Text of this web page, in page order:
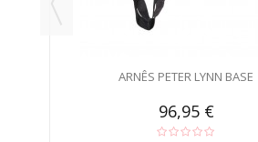
ARNÊS PETER LYNN BASE
96,95 €